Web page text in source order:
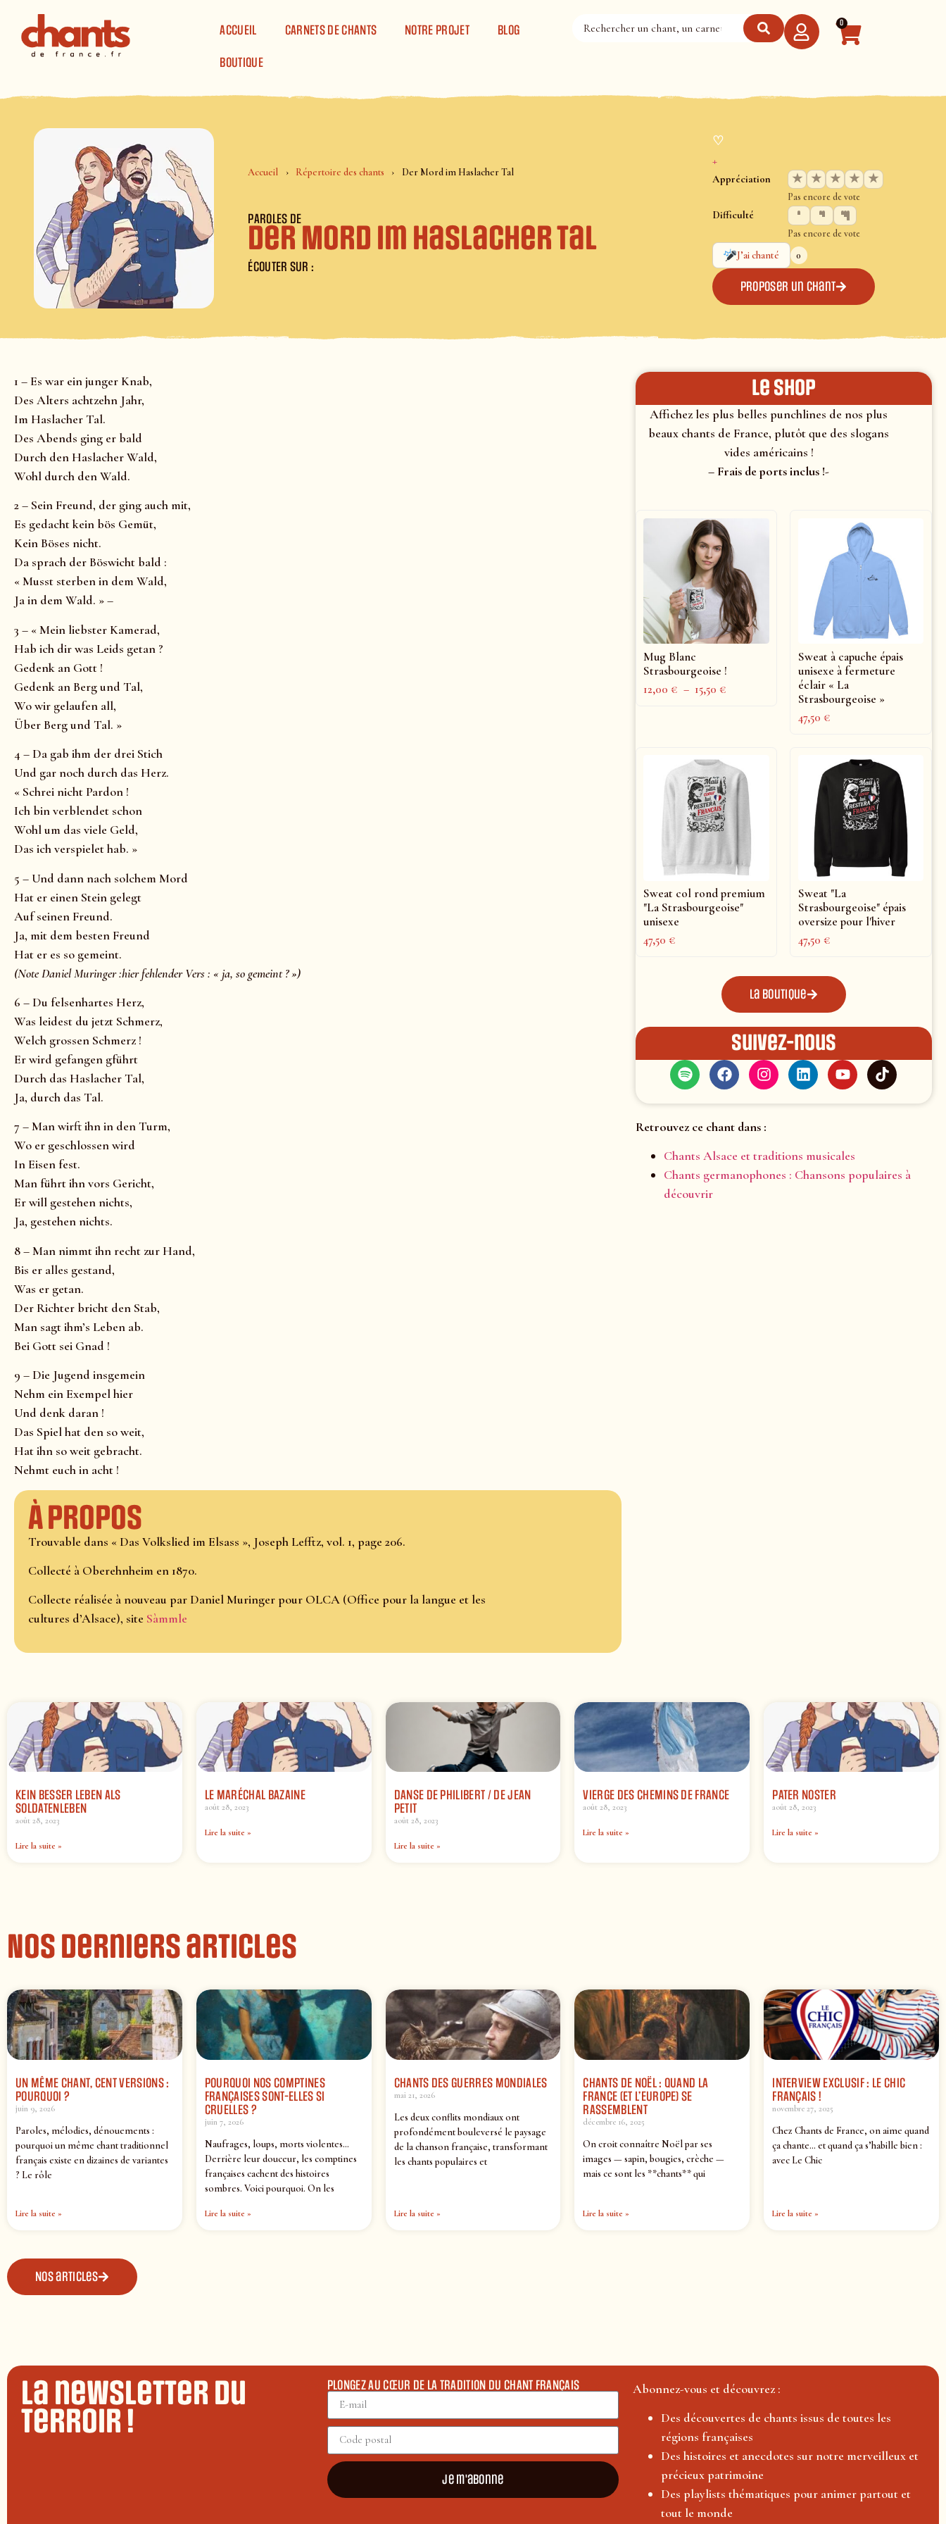
ACCUEIL
CARNETS DE CHANTS NOTRE PROJET BLOG
BOUTIQUE
0
Accueil Répertoire des chants Der Mord im Haslacher Tal
PAROLES DE
Der Mord im Haslacher Tal
ÉCOUTER SUR :
♡
+
Appréciation ★ ★ ★ ★ ★
Pas encore de vote
Difficulté
Pas encore de vote
J’ai chanté
0
Proposer un chant
1 – Es war ein junger Knab,
Des Alters achtzehn Jahr,
Im Haslacher Tal.
Des Abends ging er bald
Durch den Haslacher Wald,
Wohl durch den Wald.
2 – Sein Freund, der ging auch mit,
Es gedacht kein bös Gemüt,
Kein Böses nicht.
Da sprach der Böswicht bald :
« Musst sterben in dem Wald,
Ja in dem Wald. » –
3 – « Mein liebster Kamerad,
Hab ich dir was Leids getan ?
Gedenk an Gott !
Gedenk an Berg und Tal,
Wo wir gelaufen all,
Über Berg und Tal. »
4 – Da gab ihm der drei Stich
Und gar noch durch das Herz.
« Schrei nicht Pardon !
Ich bin verblendet schon
Wohl um das viele Geld,
Das ich verspielet hab. »
5 – Und dann nach solchem Mord
Hat er einen Stein gelegt
Auf seinen Freund.
Ja, mit dem besten Freund
Hat er es so gemeint.
(Note Daniel Muringer :hier fehlender Vers : « ja, so gemeint ? »)
6 – Du felsenhartes Herz,
Was leidest du jetzt Schmerz,
Welch grossen Schmerz !
Er wird gefangen gführt
Durch das Haslacher Tal,
Ja, durch das Tal.
7 – Man wirft ihn in den Turm,
Wo er geschlossen wird
In Eisen fest.
Man führt ihn vors Gericht,
Er will gestehen nichts,
Ja, gestehen nichts.
8 – Man nimmt ihn recht zur Hand,
Bis er alles gestand,
Was er getan.
Der Richter bricht den Stab,
Man sagt ihm’s Leben ab.
Bei Gott sei Gnad !
9 – Die Jugend insgemein
Nehm ein Exempel hier
Und denk daran !
Das Spiel hat den so weit,
Hat ihn so weit gebracht.
Nehmt euch in acht !
À propos
Trouvable dans « Das Volkslied im Elsass », Joseph Lefftz, vol. 1, page 206.
Collecté à Oberehnheim en 1870.
Collecte réalisée à nouveau par Daniel Muringer pour OLCA (Office pour la langue et les
cultures d’Alsace), site Sàmmle
le shop
Affichez les plus belles punchlines de nos plus
beaux chants de France, plutôt que des slogans
vides américains !
– Frais de ports inclus !-
Mug Blanc
Strasbourgeoise !
12,00€ – 15,50€
Sweat à capuche épais
unisexe à fermeture
éclair « La
Strasbourgeoise »
47,50€
Sweat col rond premium
"La Strasbourgeoise"
unisexe
47,50€
Sweat "La
Strasbourgeoise" épais
oversize pour l'hiver
47,50€
La boutique
Suivez-nous
Retrouvez ce chant dans :
Chants Alsace et traditions musicales
Chants germanophones : Chansons populaires à
découvrir
KEIN BESSER LEBEN ALS
SOLDATENLEBEN
août 28, 2023
Lire la suite »
LE MARÉCHAL BAZAINE
août 28, 2023
Lire la suite »
DANSE DE PHILIBERT / DE JEAN
PETIT
août 28, 2023
Lire la suite »
VIERGE DES CHEMINS DE FRANCE
août 28, 2023
Lire la suite »
PATER NOSTER
août 28, 2023
Lire la suite »
Nos derniers articles
UN MÊME CHANT, CENT VERSIONS :
POURQUOI ?
juin 9, 2026
Paroles, mélodies, dénouements :
pourquoi un même chant traditionnel
français existe en dizaines de variantes
? Le rôle
Lire la suite »
POURQUOI NOS COMPTINES
FRANÇAISES SONT-ELLES SI
CRUELLES ?
juin 7, 2026
Naufrages, loups, morts violentes…
Derrière leur douceur, les comptines
françaises cachent des histoires
sombres. Voici pourquoi. On les
Lire la suite »
CHANTS DES GUERRES MONDIALES
mai 21, 2026
Les deux conflits mondiaux ont
profondément bouleversé le paysage
de la chanson française, transformant
les chants populaires et
Lire la suite »
CHANTS DE NOËL : QUAND LA
FRANCE (ET L’EUROPE) SE
RASSEMBLENT
décembre 16, 2025
On croit connaître Noël par ses
images — sapin, bougies, crèche —
mais ce sont les **chants** qui
Lire la suite »
INTERVIEW EXCLUSIF : LE CHIC
FRANÇAIS !
novembre 27, 2025
Chez Chants de France, on aime quand
ça chante… et quand ça s’habille bien :
avec Le Chic
Lire la suite »
Nos articles
La newsletter du
terroir !
PLONGEZ AU CŒUR DE LA TRADITION DU CHANT FRANÇAIS
Je m'abonne
Abonnez-vous et découvrez :
Des découvertes de chants issus de toutes les
régions françaises
Des histoires et anecdotes sur notre merveilleux et
précieux patrimoine
Des playlists thématiques pour animer partout et
tout le monde